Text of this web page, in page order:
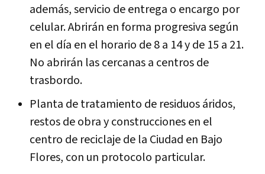
además, servicio de entrega o encargo por
celular. Abrirán en forma progresiva según
en el día en el horario de 8 a 14 y de 15 a 21.
No abrirán las cercanas a centros de
trasbordo.
Planta de tratamiento de residuos áridos,
restos de obra y construcciones en el
centro de reciclaje de la Ciudad en Bajo
Flores, con un protocolo particular.